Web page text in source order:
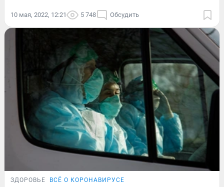
10 мая, 2022, 12:21 5 748 Обсудить
ЗДОРОВЬЕ ВСЁ О КОРОНАВИРУСЕ